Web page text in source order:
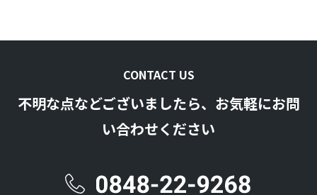
CONTACT US
不明な点などございましたら、お気軽にお問
い合わせください